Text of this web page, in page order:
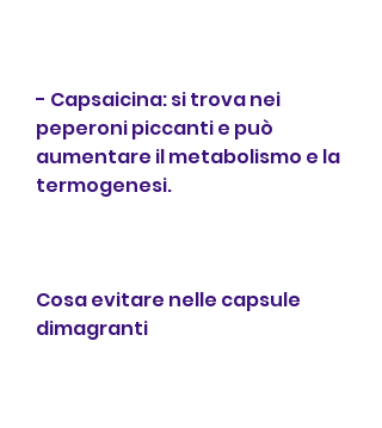
- Capsaicina: si trova nei
peperoni piccanti e può
aumentare il metabolismo e la
termogenesi.
Cosa evitare nelle capsule
dimagranti